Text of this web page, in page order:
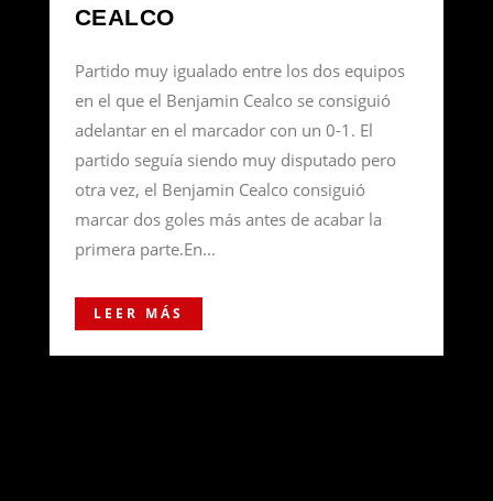
CEALCO
Partido muy igualado entre los dos equipos
en el que el Benjamin Cealco se consiguió
adelantar en el marcador con un 0-1. El
partido seguía siendo muy disputado pero
otra vez, el Benjamin Cealco consiguió
marcar dos goles más antes de acabar la
primera parte.En...
LEER MÁS